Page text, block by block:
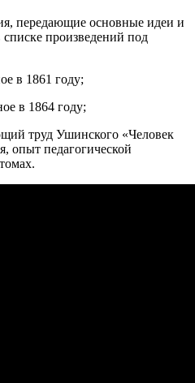
передающие основные идеи и
произведений под
в 1861 году;
в 1864 году;
труд Ушинского «Человек
опыт педагогической